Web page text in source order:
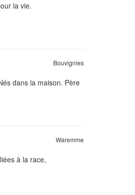
la vie.
Bouvignies
dans la maison. Père
Waremme
à la race,